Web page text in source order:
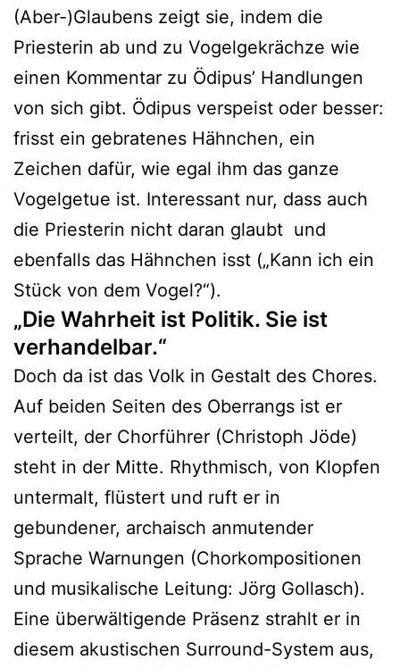
(Aber-)Glaubens zeigt sie, indem die
Priesterin ab und zu Vogelgekrächze wie
einen Kommentar zu Ödipus’ Handlungen
von sich gibt. Ödipus verspeist oder besser:
frisst ein gebratenes Hähnchen, ein
Zeichen dafür, wie egal ihm das ganze
Vogelgetue ist. Interessant nur, dass auch
die Priesterin nicht daran glaubt und
ebenfalls das Hähnchen isst („Kann ich ein
Stück von dem Vogel?“).
„Die Wahrheit ist Politik. Sie ist
verhandelbar.“
Doch da ist das Volk in Gestalt des Chores.
Auf beiden Seiten des Oberrangs ist er
verteilt, der Chorführer (Christoph Jöde)
steht in der Mitte. Rhythmisch, von Klopfen
untermalt, flüstert und ruft er in
gebundener, archaisch anmutender
Sprache Warnungen (Chorkompositionen
und musikalische Leitung: Jörg Gollasch).
Eine überwältigende Präsenz strahlt er in
diesem akustischen Surround-System aus,